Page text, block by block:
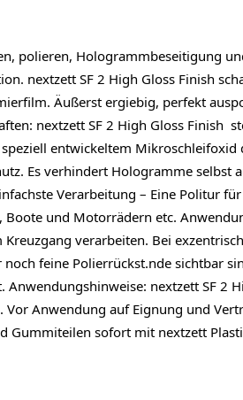
polieren, Hologrammbeseitigung
nextzett SF 2 High Gloss Finish
Äußerst ergiebig, perfekt
nextzett SF 2 High Gloss Finish
entwickeltem
Es verhindert Hologramme selbst
Verarbeitung – Eine Politur
Boote und Motorrädern etc.
verarbeiten. Bei
feine Polierrückst.nde sichtbar
nextzett SF 2
Anwendung auf Eignung und
Gummiteilen sofort mit nextzett